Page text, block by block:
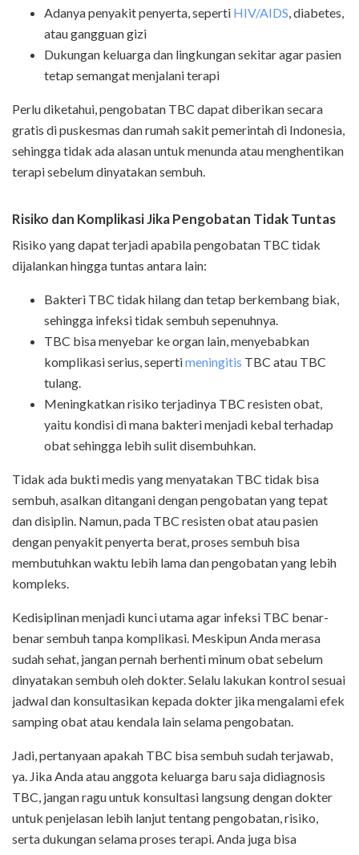
Adanya penyakit penyerta, seperti HIV/AIDS, diabetes,
atau gangguan gizi
Dukungan keluarga dan lingkungan sekitar agar pasien
tetap semangat menjalani terapi
Perlu diketahui, pengobatan TBC dapat diberikan secara
gratis di puskesmas dan rumah sakit pemerintah di Indonesia,
sehingga tidak ada alasan untuk menunda atau menghentikan
terapi sebelum dinyatakan sembuh.
Risiko dan Komplikasi Jika Pengobatan Tidak Tuntas
Risiko yang dapat terjadi apabila pengobatan TBC tidak
dijalankan hingga tuntas antara lain:
Bakteri TBC tidak hilang dan tetap berkembang biak,
sehingga infeksi tidak sembuh sepenuhnya.
TBC bisa menyebar ke organ lain, menyebabkan
komplikasi serius, sepertimeningitis TBC atau TBC
tulang.
Meningkatkan risiko terjadinya TBC resisten obat,
yaitu kondisi di mana bakteri menjadi kebal terhadap
obat sehingga lebih sulit disembuhkan.
Tidak ada bukti medis yang menyatakan TBC tidak bisa
sembuh, asalkan ditangani dengan pengobatan yang tepat
dan disiplin. Namun, pada TBC resisten obat atau pasien
dengan penyakit penyerta berat, proses sembuh bisa
membutuhkan waktu lebih lama dan pengobatan yang lebih
kompleks.
Kedisiplinan menjadi kunci utama agar infeksi TBC benar-
benar sembuh tanpa komplikasi. Meskipun Anda merasa
sudah sehat, jangan pernah berhenti minum obat sebelum
dinyatakan sembuh oleh dokter. Selalu lakukan kontrol sesuai
jadwal dan konsultasikan kepada dokter jika mengalami efek
samping obat atau kendala lain selama pengobatan.
Jadi, pertanyaan apakah TBC bisa sembuh sudah terjawab,
ya. Jika Anda atau anggota keluarga baru saja didiagnosis
TBC, jangan ragu untuk konsultasi langsung dengan dokter
untuk penjelasan lebih lanjut tentang pengobatan, risiko,
serta dukungan selama proses terapi. Anda juga bisa